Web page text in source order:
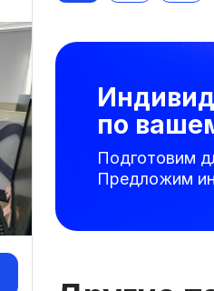
по
записям
по
Подготовим
Предложим